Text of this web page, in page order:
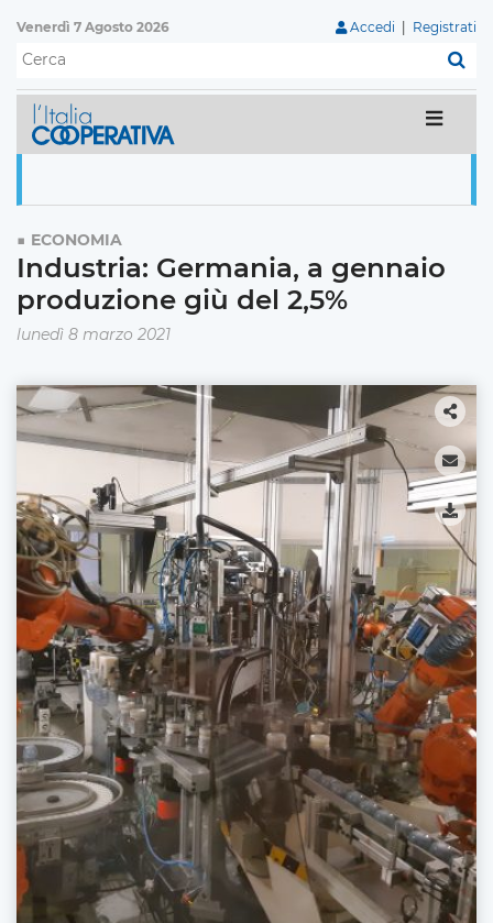
Venerdì 7 Agosto 2026 Accedi Registrati
ECONOMIA
Industria: Germania, a gennaio
produzione giù del 2,5%
lunedì 8 marzo 2021